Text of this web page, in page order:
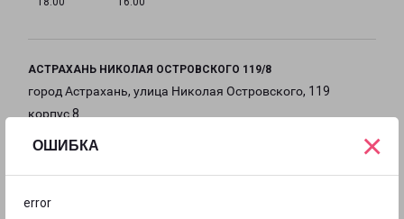
ОШИБКА
error
×
АСТРАХАНЬ НИКОЛАЯ ОСТРОВСКОГО 119/8
город Астрахань, улица Николая Островского, 119
корпус 8
на карте